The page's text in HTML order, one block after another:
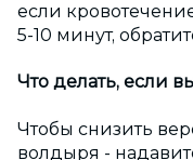
если
5-10 минут,
Что делать, если
Чтобы снизить
волдыря -